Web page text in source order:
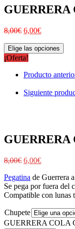
8,00€ 6,00€
Elige las opciones
¡Oferta!
Producto
Siguiente
8,00€ 6,00€
Pegatina de Guerrera
Se pega por fuera del
Compatible con lunas
Chupete
GUERRERA COLA